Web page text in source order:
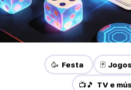
🥳 Festa 🃏
📺🎵 TV e